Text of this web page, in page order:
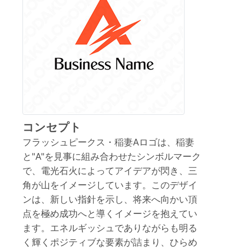
コンセプト
フラッシュピークス・稲妻Aロゴは、稲妻
と"A"を見事に組み合わせたシンボルマーク
で、電光石火によってアイデアが閃き、三
角が山をイメージしています。このデザイ
ンは、新しい指針を示し、将来へ向かい頂
点を極め成功へと導くイメージを抱えてい
ます。エネルギッシュでありながらも明る
く輝くポジティブな要素が詰まり、ひらめ